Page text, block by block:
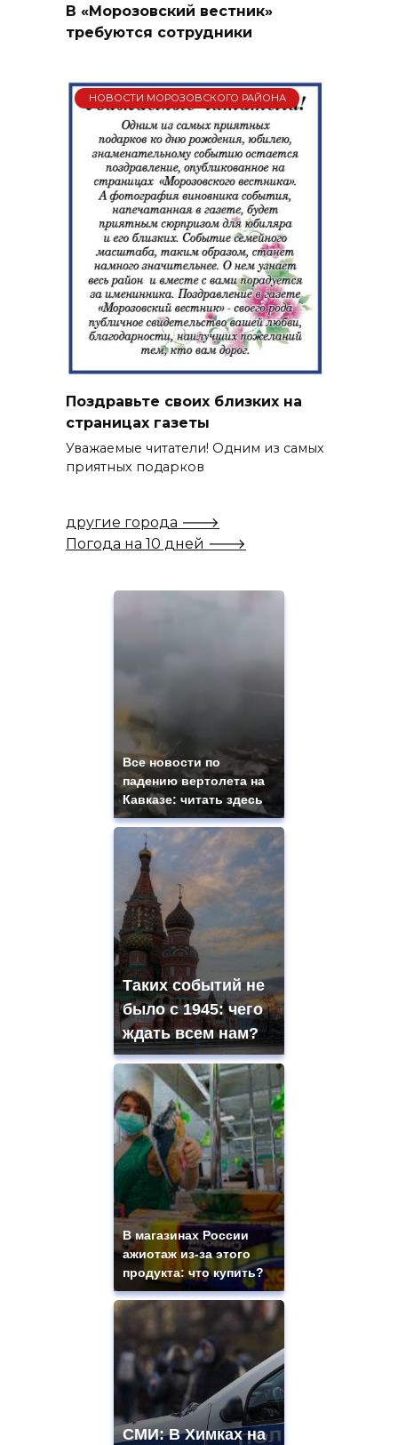
В «Морозовский вестник»
требуются сотрудники
НОВОСТИ МОРОЗОВСКОГО РАЙОНА
Поздравьте своих близких на
страницах газеты
Уважаемые читатели! Одним из самых
приятных подарков
другие города 🡒
Погода на 10 дней 🡒
Все новости по
падению вертолета на
Кавказе: читать здесь
Таких событий не
было с 1945: чего
ждать всем нам?
В магазинах России
ажиотаж из-за этого
продукта: что купить?
СМИ: В Химках на